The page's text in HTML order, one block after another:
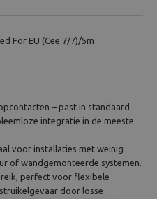
For EU (Cee 7/7)/5m
– past in standaard
integratie in de meeste
voor installaties met weinig
of wandgemonteerde systemen.
perfect voor flexibele
door losse